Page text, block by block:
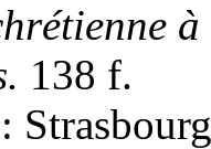
138 f.